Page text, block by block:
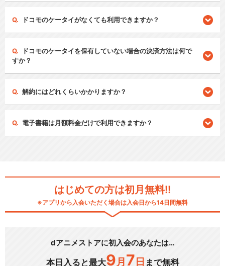
ドコモのケータイがなくても利用できますか？
ドコモのケータイを保有していない場合の決済方法は何で
すか？
解約にはどれくらいかかりますか？
電子書籍は月額料金だけで利用できますか？
はじめての方は初月無料!!
※アプリから入会いただく場合は入会日から14日間無料
dアニメストアに初入会のあなたは…
本日入ると最大9 月 7 日 まで無料